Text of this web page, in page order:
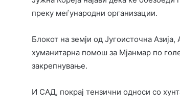
преку меѓународни организации.
Блокот на земји од Југоисточна
хуманитарна помош за Мјанмар по
закрепнување.
И САД, покрај тензични односи со